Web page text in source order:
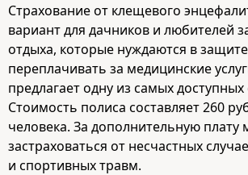
Страхование от клещевого
вариант для дачников и любителей
отдыха, которые нуждаются в
переплачивать за медицинские
предлагает одну из самых доступных
Стоимость полиса составляет 260
человека. За дополнительную плату
застраховаться от несчастных
и спортивных травм.